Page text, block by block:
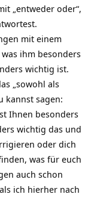
„entweder oder“,
mit einem
ihm besonders
wichtig ist.
„sowohl als
kannst sagen:
Ihnen besonders
wichtig das und
oder dich
was für euch
auch schon
ich hierher nach